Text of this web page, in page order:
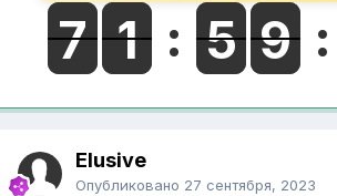
Elusive
Опубликовано 27 сентября, 2023